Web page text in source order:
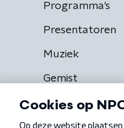
Programma's
Presentatoren
Muziek
Gemist